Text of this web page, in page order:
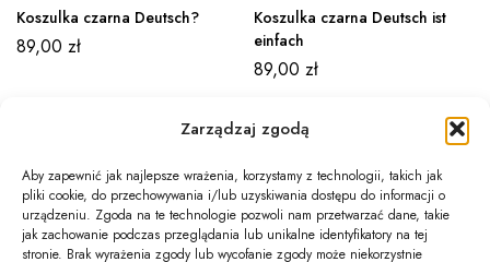
Zarządzaj zgodą
Aby zapewnić jak najlepsze wrażenia, korzystamy z technologii, takich jak
pliki cookie, do przechowywania i/lub uzyskiwania dostępu do informacji o
urządzeniu. Zgoda na te technologie pozwoli nam przetwarzać dane, takie
jak zachowanie podczas przeglądania lub unikalne identyfikatory na tej
stronie. Brak wyrażenia zgody lub wycofanie zgody może niekorzystnie
Koszulka czarna Deutsch?
89,00 zł
Koszulka czarna Deutsch ist
einfach
89,00 zł
Newsletter
Informacje